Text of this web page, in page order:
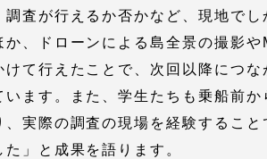
調査が行えるか否かなど、現地で
か、ドローンによる島全景の撮影
けて行えたことで、次回以降につ
います。また、学生たちも乗船前
、実際の調査の現場を経験するこ
た」と成果を語ります。